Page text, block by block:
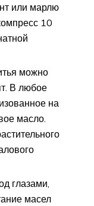
или марлю
10
можно
В любое
на
масло.
глазами,
масел